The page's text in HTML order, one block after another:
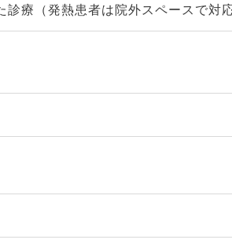
療（発熱患者は院外スペースで対応